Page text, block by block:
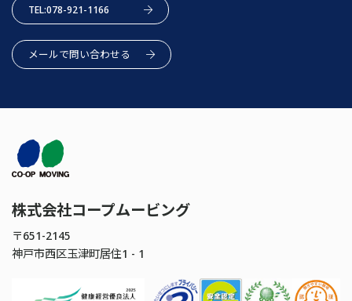
TEL:078-921-1166
メールで問い合わせる
株式会社コープムービング
〒651-2145
神戸市西区玉津町居住1 - 1